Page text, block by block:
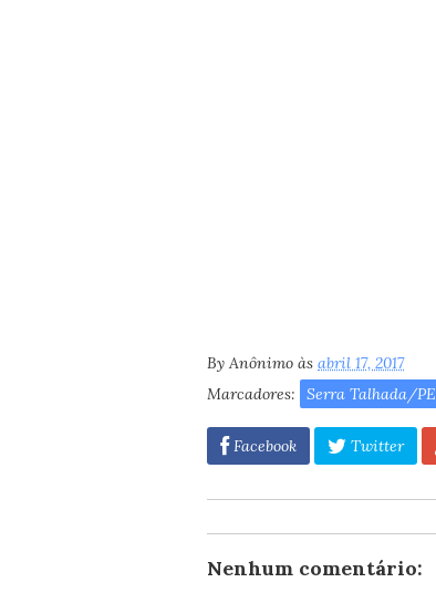
By Anônimo às abril 17, 2017
Marcadores:
Serra Talhada/PE
Facebook Twitter
Nenhum comentário: